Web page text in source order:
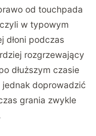
od touchpada
w typowym
dłoni podczas
rozgrzewający
dłuższym czasie
jednak doprowadzić
grania zwykle